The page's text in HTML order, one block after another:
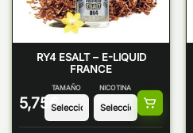
RY4 ESALT – E-LIQUID
FRANCE
5,75 €
TAMAÑO NICOTINA